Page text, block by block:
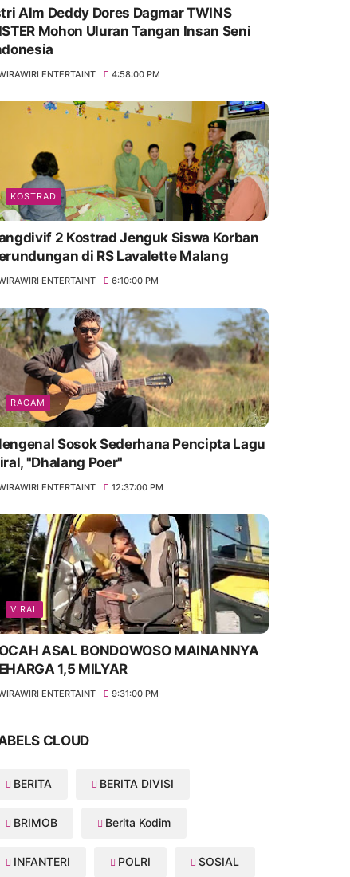
Alm Deddy Dores Dagmar TWINS
Mohon Uluran Tangan Insan Seni
ENTERTAINT 4:58:00 PM
KOSTRAD
2 Kostrad Jenguk Siswa Korban
di RS Lavalette Malang
ENTERTAINT 6:10:00 PM
RAGAM
Sosok Sederhana Pencipta Lagu
"Dhalang Poer"
ENTERTAINT 12:37:00 PM
VIRAL
ASAL BONDOWOSO MAINANNYA
1,5 MILYAR
ENTERTAINT 9:31:00 PM
CLOUD
BERITA BERITA DIVISI
BRIMOB Berita Kodim
INFANTERI POLRI SOSIAL